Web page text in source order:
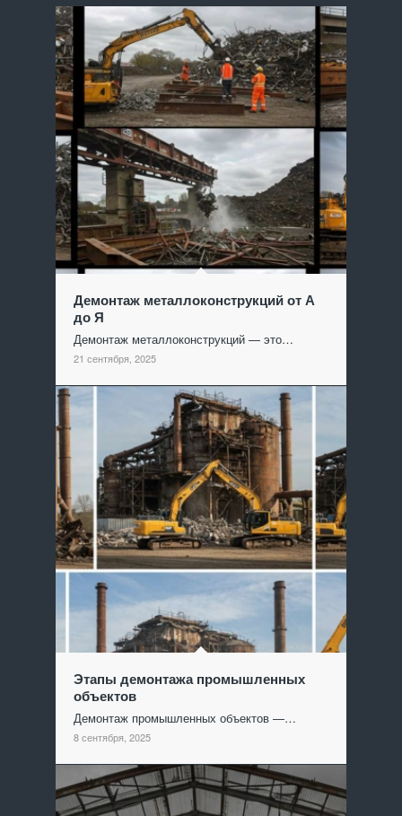
Демонтаж металлоконструкций от А
до Я
Демонтаж металлоконструкций — это…
21 сентября, 2025
Этапы демонтажа промышленных
объектов
Демонтаж промышленных объектов —…
8 сентября, 2025